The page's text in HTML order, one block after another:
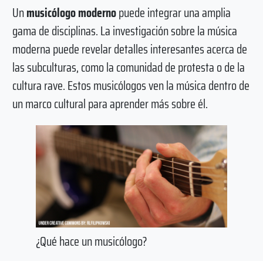
Unmusicólogo modernopuede integrar una amplia
gama de disciplinas. La investigación sobre la música
moderna puede revelar detalles interesantes acerca de
las subculturas, como la comunidad de protesta o de la
cultura rave. Estos musicólogos ven la música dentro de
un marco cultural para aprender más sobre él.
¿Qué hace un musicólogo?